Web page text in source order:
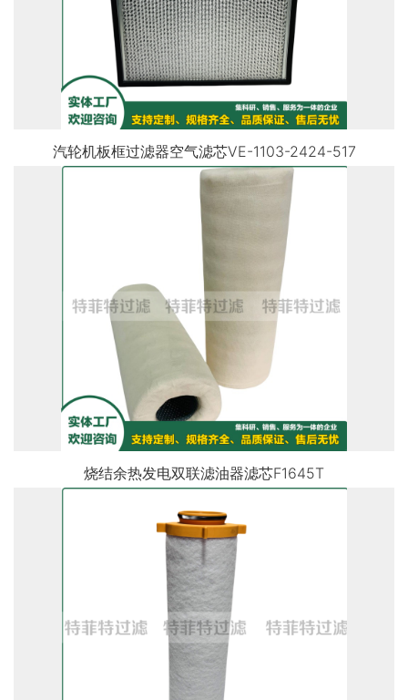
汽轮机板框过滤器空气滤芯VE-1103-2424-517
烧结余热发电双联滤油器滤芯F1645T